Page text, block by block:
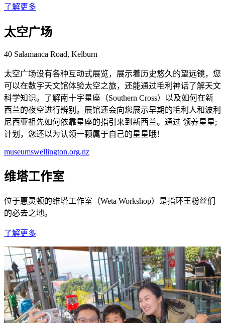
了解更多
太空广场
40 Salamanca Road, Kelburn
太空广场设有各种互动式展览，展示着历史悠久的望远镜，您
可以在数字天文馆体验太空之旅，还能通过毛利神话了解天文
科学知识。了解南十字星座（Southern Cross）以及如何在新
西兰的夜空进行辨别。展馆还会向您展示早期的毛利人和波利
尼西亚祖先如何依靠星座的指引来到新西兰。通过 领养星星;
计划，您还以为认领一颗属于自己的星星哦！
museumswellington.org.nz
维塔工作室
位于惠灵顿的维塔工作室（Weta Workshop）是指环王粉丝们
的必去之地。
了解更多